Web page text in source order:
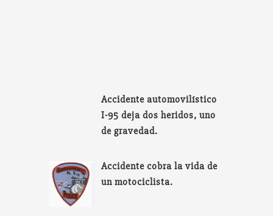
Accidente automovilístico
I-95 deja dos heridos, uno
de gravedad.
Accidente cobra la vida de
un motociclista.